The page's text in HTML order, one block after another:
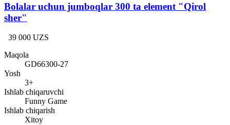
Bolalar uchun jumboqlar 300 ta element "Qirol
sher"
39 000 UZS
Maqola
GD66300-27
Yosh
3+
Ishlab chiqaruvchi
Funny Game
Ishlab chiqarish
Xitoy